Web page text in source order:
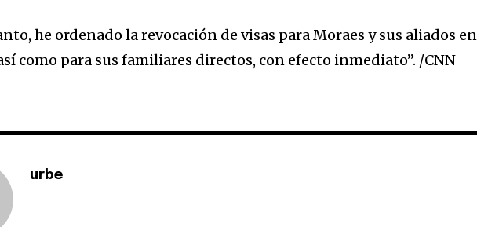
button below. Don't worry, we respect your privacy and
inbox. Your information is safe with us.
I've read and
he ordenado la revocación de visas para Moraes y sus aliados en
como para sus familiares directos, con efecto inmediato”. /CNN
urbe